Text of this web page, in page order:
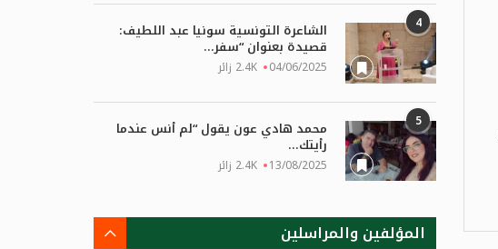
4 الشاعرة التونسية سونيا عبد اللطيف:
قصيدة بعنوان “سفر...
04/06/2025 2.4K زائر
5 محمد هادي عون يقول “لم أنس عندما
رأيتك...
13/08/2025 2.4K زائر
المؤلفين والمراسلين